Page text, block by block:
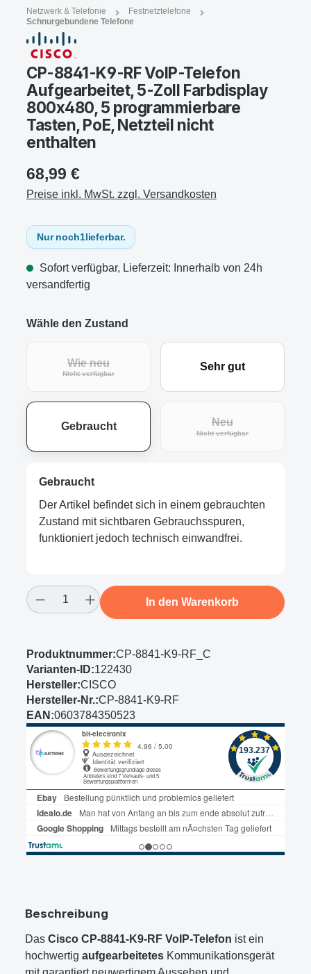
Netzwerk & Telefonie
Festnetztelefone
Schnurgebundene Telefone
CP-8841-K9-RF VoIP-Telefon
Aufgearbeitet, 5-Zoll Farbdisplay
800x480, 5 programmierbare
Tasten, PoE, Netzteil nicht
enthalten
68,99 €
Preise inkl. MwSt. zzgl. Versandkosten
Nur noch1lieferbar.
Sofort verfügbar, Lieferzeit: Innerhalb von 24h
versandfertig
Wähle den Zustand
Wie neu
Nicht verfügbar(Diese Option ist zurzeit nicht verfügbar.)
Sehr gut
Gebraucht Neu
Nicht verfügbar(Diese Option ist
Gebraucht
Der Artikel befindet sich in einem gebrauchten
Zustand mit sichtbaren Gebrauchsspuren,
funktioniert jedoch technisch einwandfrei.
Produkt Anzahl: Gib den gewünschten
In den Warenkorb
Produktnummer:CP-8841-K9-RF_C
Varianten-ID:122430
Hersteller:CISCO
Hersteller-Nr.:CP-8841-K9-RF
EAN:0603784350523
Beschreibung
Das Cisco CP-8841-K9-RF VoIP-Telefon ist ein
hochwertig aufgearbeitetes Kommunikationsgerät